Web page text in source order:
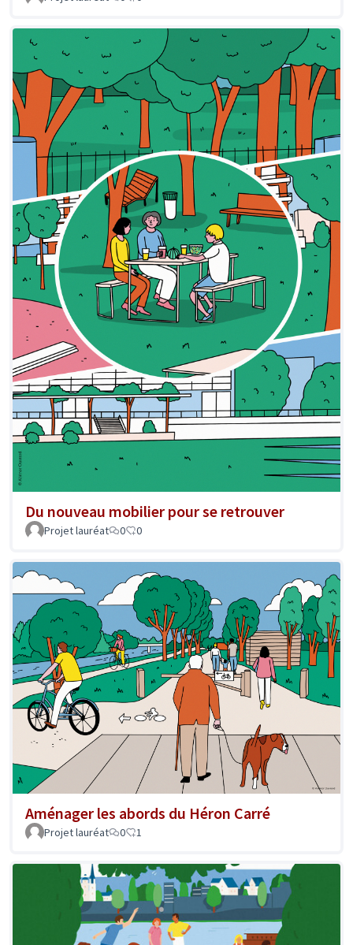
Du nouveau mobilier pour se retrouver
Projet lauréat 0 0
Aménager les abords du Héron Carré
Projet lauréat 0 1